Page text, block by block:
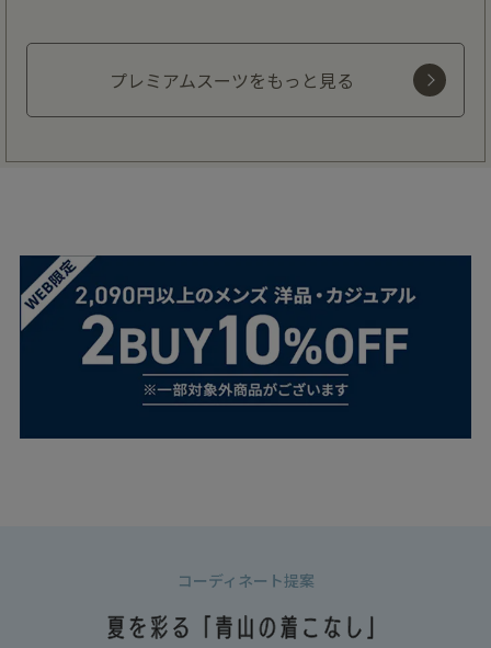
プレミアムスーツをもっと見る
コーディネート提案